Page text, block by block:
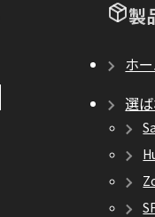
製
ホ
選